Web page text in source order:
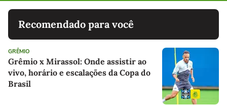
Recomendado para você
GRÊMIO
Grêmio x Mirassol: Onde assistir ao
vivo, horário e escalações da Copa do
Brasil